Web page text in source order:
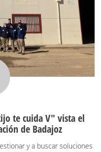
te cuida V" vista el
de Badajoz
y a buscar soluciones